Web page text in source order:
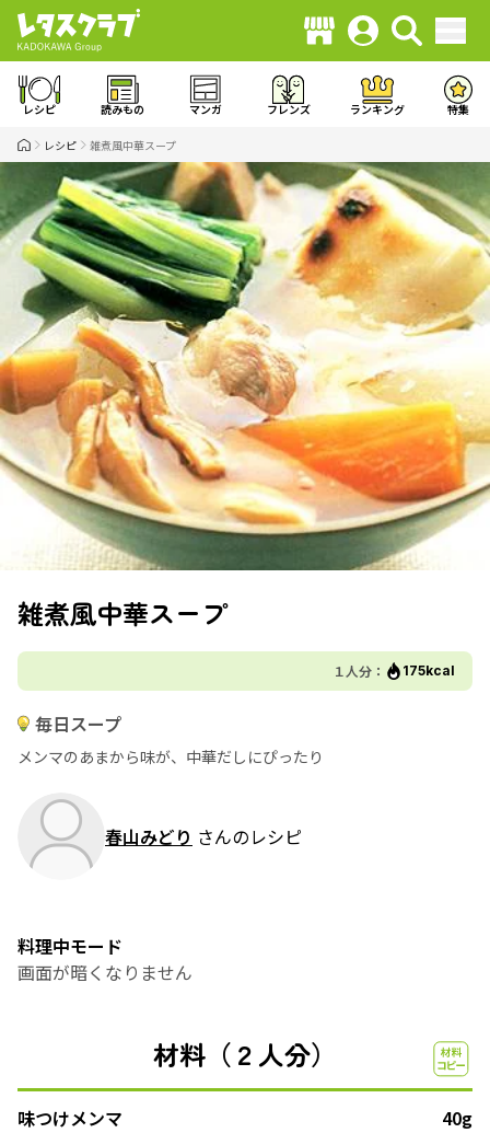
レシピ 読みもの マンガ フレンズ ランキング 特集
レシピ 雑煮風中華スープ
雑煮風中華スープ
１人分： 175kcal
毎日スープ
メンマのあまから味が、中華だしにぴったり
春山みどり さんのレシピ
料理中モード
画面が暗くなりません
材料（２人分）
味つけメンマ
40g